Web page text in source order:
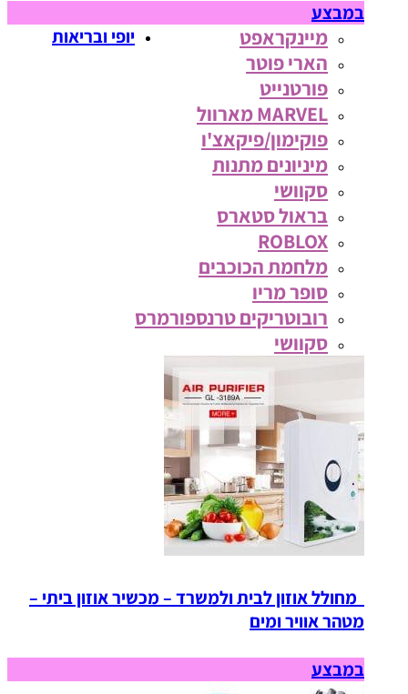
במבצע
מיינקראפט
הארי פוטר
פורטנייט
MARVEL מארוול
פוקימון/פיקאצ'ו
מיניונים מתנות
סקוושי
בראול סטארס
ROBLOX
מלחמת הכוכבים
סופר מריו
רובוטריקים טרנספורמרס
סקוושי
יופי ובריאות
מחולל אוזון לבית ולמשרד – מכשיר אוזון ביתי –
מטהר אוויר ומים
במבצע